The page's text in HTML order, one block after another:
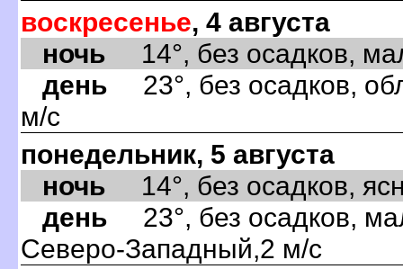
воскресенье, 4 августа
ночь 14°, без осадков,
день 23°, без осадков,
м/с
понедельник, 5 августа
ночь 14°, без осадков,
день 23°, без осадков,
Северо-Западный,2 м/с